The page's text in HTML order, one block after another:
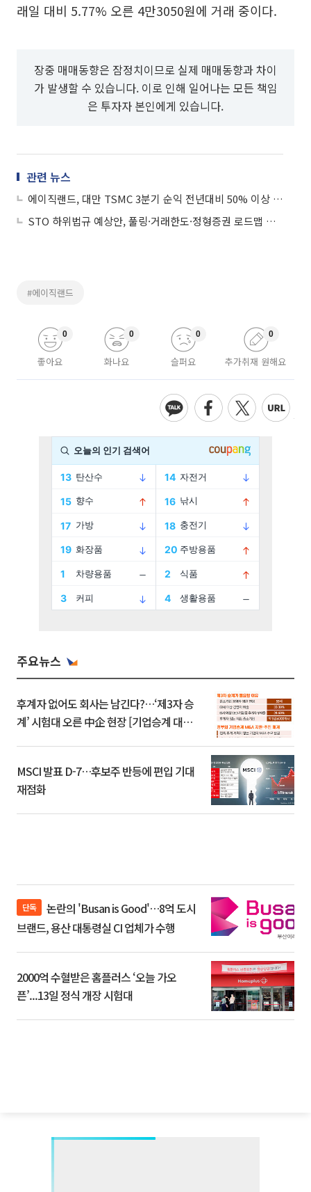
래일 대비 5.77% 오른 4만3050원에 거래 중이다.
장중 매매동향은 잠정치이므로 실제 매매동향과 차이
가 발생할 수 있습니다. 이로 인해 일어나는 모든 책임
은 투자자 본인에게 있습니다.
관련 뉴스
에이직랜드, 대만 TSMC 3분기 순익 전년대비 50% 이상 급증...국내 유일 협력사 부각 강세
STO 하위법규 예상안, 풀링·거래한도·정형증권 로드맵 제시
#에이직랜드
좋아요
0
화나요
0
슬퍼요
0
추가취재 원해요
0
주요뉴스
후계자 없어도 회사는 남긴다?…‘제3자 승
계’ 시험대 오른 中企 현장 [기업승계 대전
MSCI 발표 D-7…후보주 반등에 편입 기대
재점화
단독
브랜드, 용산 대통령실 CI 업체가 수행
2000억 수혈받은 홈플러스 ‘오늘 가오
픈’...13일 정식 개장 시험대